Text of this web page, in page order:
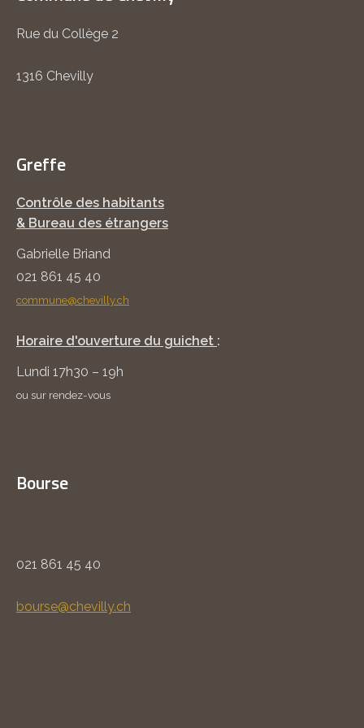
Rue du Collège 2
1316 Chevilly
Greffe
Contrôle des habitants
& Bureau des étrangers
Gabrielle Briand
021 861 45 40
commune@chevilly.ch
Horaire d'ouverture du guichet :
Lundi 17h30 – 19h
ou sur rendez-vous
Bourse
021 861 45 40
bourse@chevilly.ch